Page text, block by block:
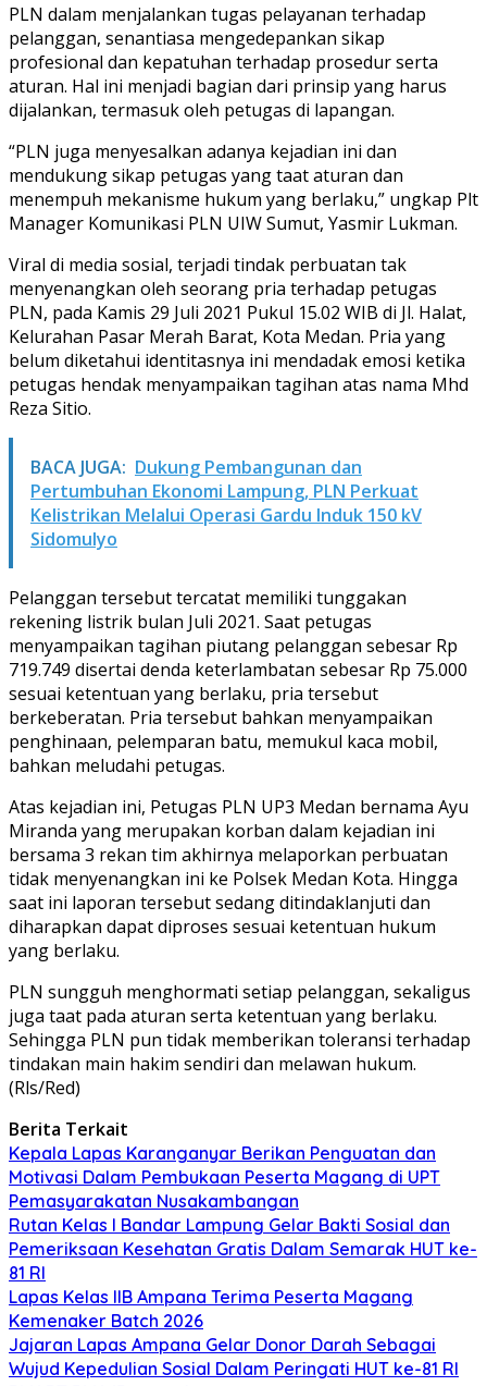
PLN dalam menjalankan tugas pelayanan terhadap
pelanggan, senantiasa mengedepankan sikap
profesional dan kepatuhan terhadap prosedur serta
aturan. Hal ini menjadi bagian dari prinsip yang harus
dijalankan, termasuk oleh petugas di lapangan.
“PLN juga menyesalkan adanya kejadian ini dan
mendukung sikap petugas yang taat aturan dan
menempuh mekanisme hukum yang berlaku,” ungkap Plt
Manager Komunikasi PLN UIW Sumut, Yasmir Lukman.
Viral di media sosial, terjadi tindak perbuatan tak
menyenangkan oleh seorang pria terhadap petugas
PLN, pada Kamis 29 Juli 2021 Pukul 15.02 WIB di Jl. Halat,
Kelurahan Pasar Merah Barat, Kota Medan. Pria yang
belum diketahui identitasnya ini mendadak emosi ketika
petugas hendak menyampaikan tagihan atas nama Mhd
Reza Sitio.
BACA JUGA: Dukung Pembangunan dan
Pertumbuhan Ekonomi Lampung, PLN Perkuat
Kelistrikan Melalui Operasi Gardu Induk 150 kV
Sidomulyo
Pelanggan tersebut tercatat memiliki tunggakan
rekening listrik bulan Juli 2021. Saat petugas
menyampaikan tagihan piutang pelanggan sebesar Rp
719.749 disertai denda keterlambatan sebesar Rp 75.000
sesuai ketentuan yang berlaku, pria tersebut
berkeberatan. Pria tersebut bahkan menyampaikan
penghinaan, pelemparan batu, memukul kaca mobil,
bahkan meludahi petugas.
Atas kejadian ini, Petugas PLN UP3 Medan bernama Ayu
Miranda yang merupakan korban dalam kejadian ini
bersama 3 rekan tim akhirnya melaporkan perbuatan
tidak menyenangkan ini ke Polsek Medan Kota. Hingga
saat ini laporan tersebut sedang ditindaklanjuti dan
diharapkan dapat diproses sesuai ketentuan hukum
yang berlaku.
PLN sungguh menghormati setiap pelanggan, sekaligus
juga taat pada aturan serta ketentuan yang berlaku.
Sehingga PLN pun tidak memberikan toleransi terhadap
tindakan main hakim sendiri dan melawan hukum.
(Rls/Red)
Berita Terkait
Kepala Lapas Karanganyar Berikan Penguatan dan
Motivasi Dalam Pembukaan Peserta Magang di UPT
Pemasyarakatan Nusakambangan
Rutan Kelas I Bandar Lampung Gelar Bakti Sosial dan
Pemeriksaan Kesehatan Gratis Dalam Semarak HUT ke-
81 RI
Lapas Kelas IIB Ampana Terima Peserta Magang
Kemenaker Batch 2026
Jajaran Lapas Ampana Gelar Donor Darah Sebagai
Wujud Kepedulian Sosial Dalam Peringati HUT ke-81 RI